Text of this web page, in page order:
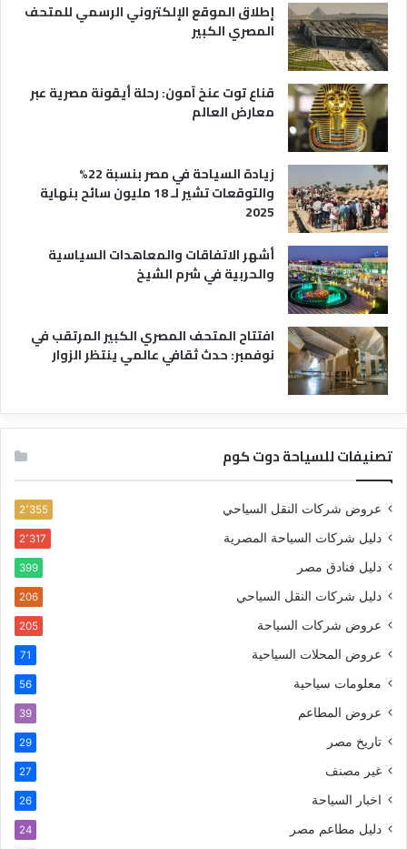
ة
إطلاق الموقع الإلكتروني الرسمي للمتحف
المصري الكبير
قناع توت عنخ آمون: رحلة أيقونة مصرية عبر
معارض العالم
زيادة السياحة في مصر بنسبة 22%
والتوقعات تشير لـ 18 مليون سائح بنهاية
2025
أشهر الاتفاقات والمعاهدات السياسية
والحربية في شرم الشيخ
افتتاح المتحف المصري الكبير المرتقب في
نوفمبر: حدث ثقافي عالمي ينتظر الزوار
تصنيفات للسياحة دوت كوم
عروض شركات النقل السياحي 2٬355
دليل شركات السياحة المصرية 2٬317
دليل فنادق مصر 399
دليل شركات النقل السياحي 206
عروض شركات السياحة 205
عروض المحلات السياحية 71
معلومات سياحية 56
عروض المطاعم 39
تاريخ مصر 29
غير مصنف 27
اخبار السياحة 26
دليل مطاعم مصر 24